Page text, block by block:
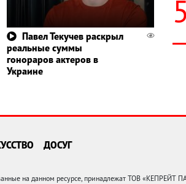
Павел Текучев раскрыл
реальные суммы
гонораров актеров в
Украине
ДОСУГ
на данном ресурсе, принадлежат ТОВ «КЕПРЕЙТ